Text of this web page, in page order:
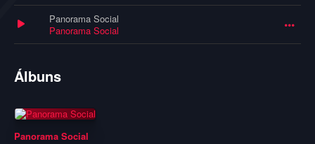
Panorama Social
Panorama Social
Álbuns
Panorama Social